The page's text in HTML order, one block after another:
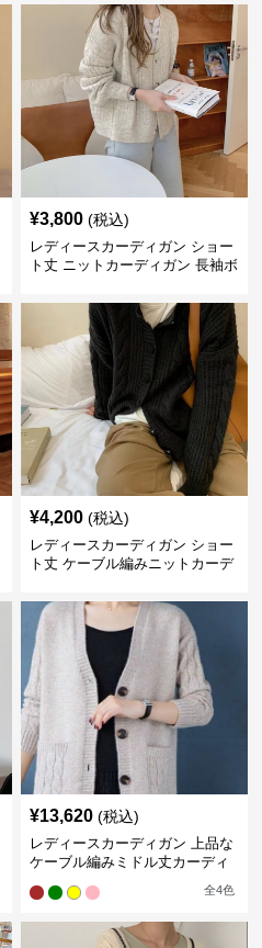
¥3,800 (税込)
レディースカーディガン ショー
ト丈 ニットカーディガン 長袖ボ
¥4,200 (税込)
レディースカーディガン ショー
ト丈 ケーブル編みニットカーデ
羽織り
¥13,620 (税込)
レディースカーディガン 上品な
ケーブル編みミドル丈カーディ
全4色